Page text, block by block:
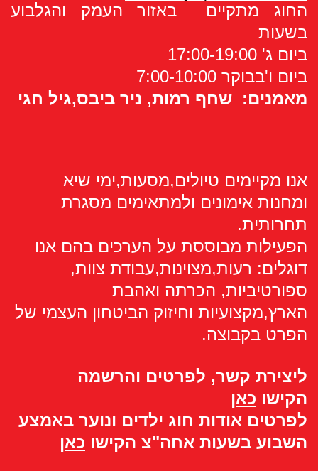
החוג מתקיים באזור העמק והגלבוע
בשעות
ביום ג' 17:00-19:00
ביום ו'בבוקר 7:00-10:00
מאמנים: שחף רמות, ניר ביבס,גיל חגי
אנו מקיימים טיולים,מסעות,ימי שיא
ומחנות אימונים ולמתאימים מסגרת
תחרותית.
הפעילות מבוססת על הערכים בהם אנו
דוגלים: רעות,מצוינות,עבודת צוות,
ספורטיביות, הכרתה ואהבת
הארץ,מקצועיות וחיזוק הביטחון העצמי של
הפרט בקבוצה.
ליצירת קשר, לפרטים והרשמה
הקישו כאן
לפרטים אודות חוג ילדים ונוער באמצע
השבוע בשעות אחה"צ הקישו כאן